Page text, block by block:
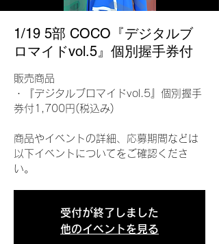
1/19 5部 COCO『デジタルブ
ロマイドvol.5』個別握手券付
販売商品
・『デジタルブロマイドvol.5』個別握手
券付1,700円(税込み)
商品やイベントの詳細、応募期間などは
以下イベントについてをご確認くださ
い。
受付が終了しました
他のイベントを見る